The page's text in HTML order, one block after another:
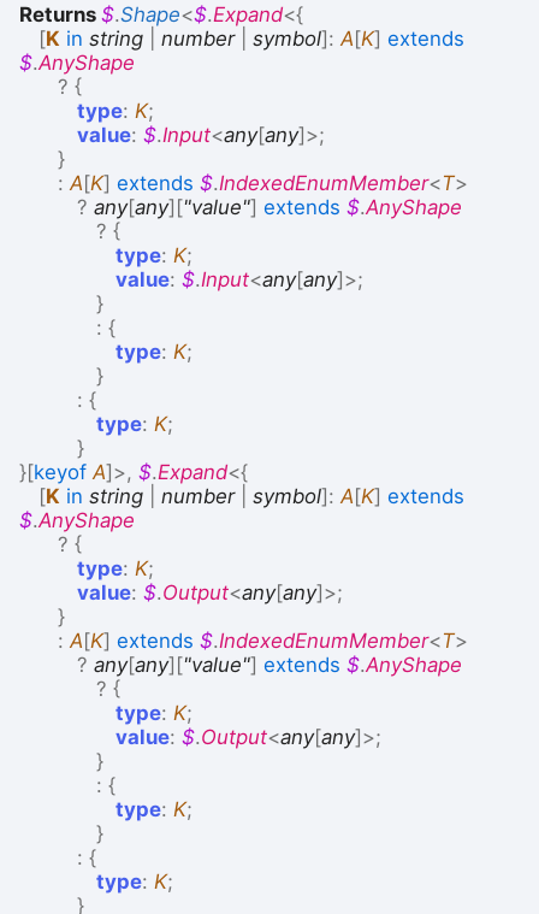
Returns $.Shape<$.Expand<{
[K in string number| symbol]: A[K] extends
$.AnyShape
? {
type: K;
value: $.Input<any[any]>;
}
: A[K] extends $.IndexedEnumMember<T>
? any[any] ["value"] extends $.AnyShape
? {
type: K;
value: $.Input<any[any]>;
}
: {
type: K;
}
: {
type: K;
}
}[keyof A]>, $.Expand<{
[K in string number| symbol]: A[K] extends
$.AnyShape
? {
type: K;
value: $.Output<any[any]>;
}
: A[K] extends $.IndexedEnumMember<T>
? any[any] ["value"] extends $.AnyShape
? {
type: K;
value: $.Output<any[any]>;
}
: {
type: K;
}
: {
type: K;
}